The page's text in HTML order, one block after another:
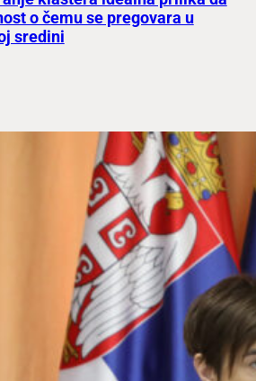
o čemu se pregovara u
sredini